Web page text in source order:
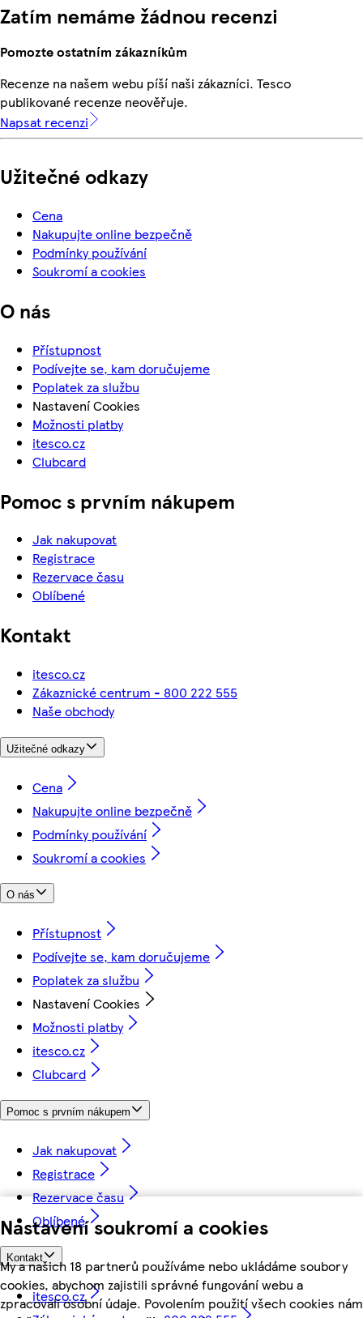
Nastavení soukromí a cookies
My a našich 18 partnerů používáme nebo ukládáme soubory
cookies, abychom zajistili správné fungování webu a
zpracovali osobní údaje. Povolením použití všech cookies nám
Zatím nemáme žádnou recenzi
Pomozte ostatním zákazníkům
Recenze na našem webu píší naši zákazníci. Tesco
publikované recenze neověřuje.
Napsat recenzi
Užitečné odkazy
Cena
Nakupujte online bezpečně
Podmínky používání
Soukromí a cookies
O nás
Přístupnost
Podívejte se, kam doručujeme
Poplatek za službu
Nastavení Cookies
Možnosti platby
itesco.cz
Clubcard
Pomoc s prvním nákupem
Jak nakupovat
Registrace
Rezervace času
Oblíbené
Kontakt
itesco.cz
Zákaznické centrum - 800 222 555
Naše obchody
Užitečné odkazy
Cena
Nakupujte online bezpečně
Podmínky používání
Soukromí a cookies
O nás
Přístupnost
Podívejte se, kam doručujeme
Poplatek za službu
Nastavení Cookies
Možnosti platby
itesco.cz
Clubcard
Pomoc s prvním nákupem
Jak nakupovat
Registrace
Rezervace času
Oblíbené
Kontakt
itesco.cz